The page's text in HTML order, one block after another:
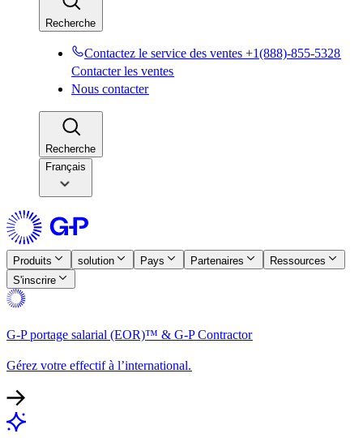
Recherche​​
Contactez le service des ventes +1(888)-855-5328​​
Contacter les ventes​​
Nous contacter​​
Recherche​​
Français
Produits​​ solution​​ Pays​​ Partenaires​​
Ressources​​
S'inscrire​​
G-P portage salarial (EOR)™ & G-P Contractor​​
Gérez votre effectif à l’international.​​